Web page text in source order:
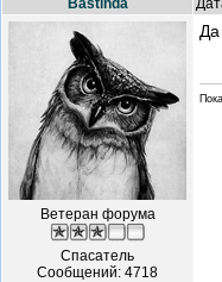
Bastinda
Ветеран форума
Спасатель
Сообщений: 4718
Да